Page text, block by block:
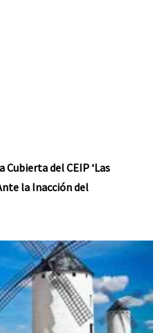
del CEIP ‘Las
la Inacción del